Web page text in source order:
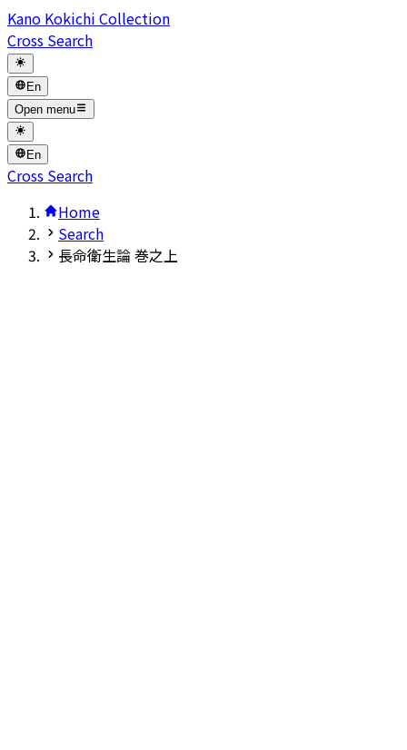
Kano Kokichi Collection
Cross Search
En
Open menu
En
Cross Search
Home
Search
長命衛生論 巻之上